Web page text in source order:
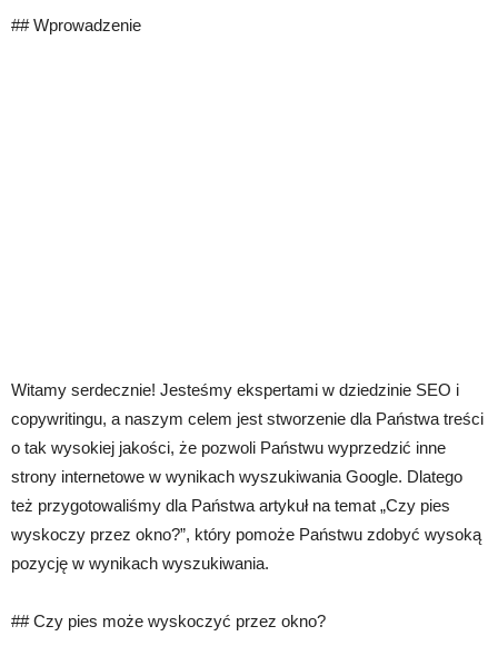
## Wprowadzenie
Witamy serdecznie! Jesteśmy ekspertami w dziedzinie SEO i
copywritingu, a naszym celem jest stworzenie dla Państwa treści
o tak wysokiej jakości, że pozwoli Państwu wyprzedzić inne
strony internetowe w wynikach wyszukiwania Google. Dlatego
też przygotowaliśmy dla Państwa artykuł na temat „Czy pies
wyskoczy przez okno?”, który pomoże Państwu zdobyć wysoką
pozycję w wynikach wyszukiwania.
## Czy pies może wyskoczyć przez okno?